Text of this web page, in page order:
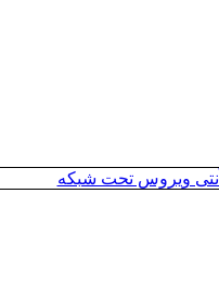
آنتی ویروس تحت شبکه